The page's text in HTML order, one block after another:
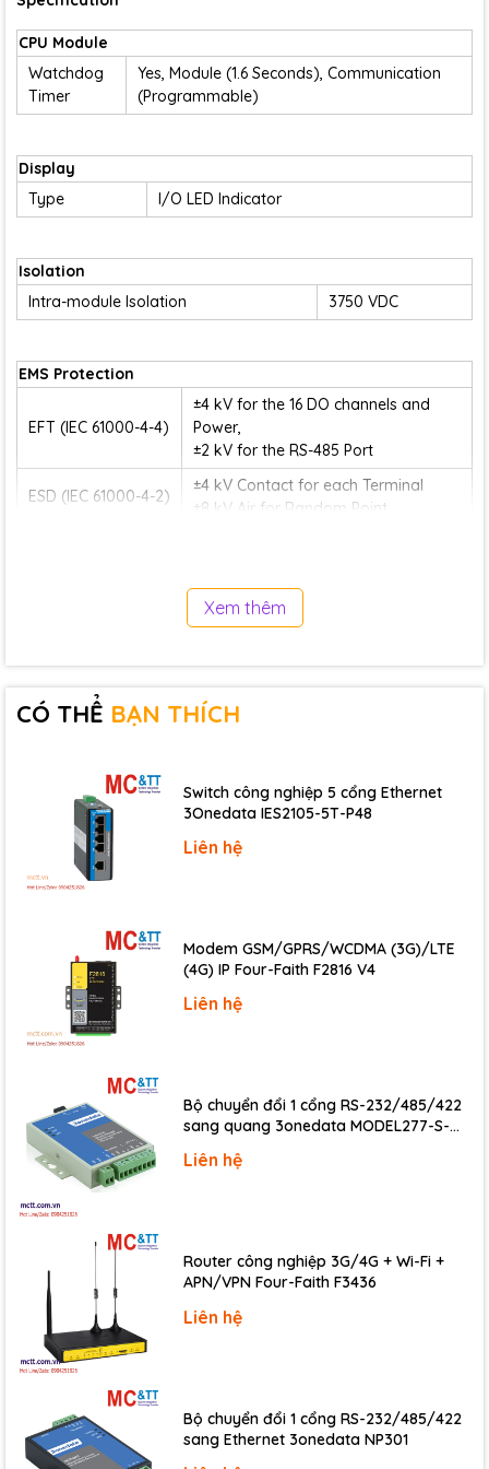
CPU Module
Watchdog
Timer
Yes, Module (1.6 Seconds), Communication
(Programmable)
Display
Type
I/O LED Indicator
Isolation
Intra-module Isolation
3750 VDC
EMS Protection
EFT (IEC 61000-4-4)
±4 kV for the 16 DO channels and
Power,
±2 kV for the RS-485 Port
ESD (IEC 61000-4-2)
±4 kV Contact for each Terminal
±8 kV Air for Random Point
1 x Power and Communication
16 x Digital Output
Channels
16
Sink/Source
(NPN/PNP)
Max. Load Current
650 mA/Channel
Overvoltage
Protection
47 VDC
Short-Circuit Protection
Yes
Power on Value
Safe Value
COM Ports
1 x RS-485
Baud Rate
1200 to 115200 bps
Data Format
Power
Xem thêm
CÓ THỂ BẠN THÍCH
Switch công nghiệp 5 cổng Ethernet
3Onedata IES2105-5T-P48
Liên hệ
Modem GSM/GPRS/WCDMA (3G)/LTE
(4G) IP Four-Faith F2816 V4
Liên hệ
Bộ chuyển đổi 1 cổng RS-232/485/422
sang quang 3onedata MODEL277-S-
20KM)
Liên hệ
Router công nghiệp 3G/4G + Wi-Fi +
APN/VPN Four-Faith F3436
Liên hệ
Bộ chuyển đổi 1 cổng RS-232/485/422
sang Ethernet 3onedata NP301